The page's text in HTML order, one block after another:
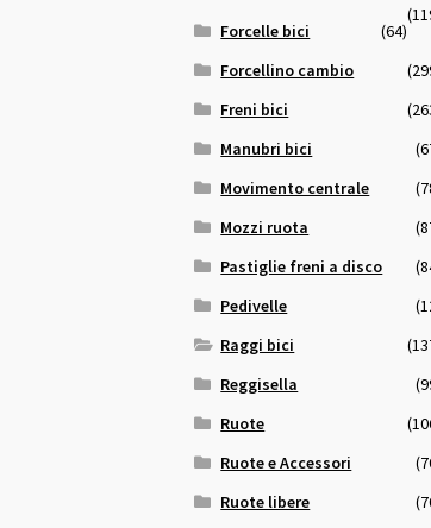
Forcelle bici
(64)
Forcellino cambio
Freni bici
Manubri bici
Movimento centrale
Mozzi ruota
Pastiglie freni a disco
Pedivelle
Raggi bici
Reggisella
Ruote
Ruote e Accessori
Ruote libere